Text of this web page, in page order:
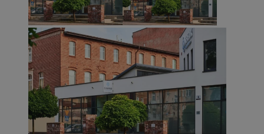
Niezbędne Wydajność Targetowanie
Niezbędne pliki cookie umożliwiają korzystanie z podstawowych
takich jak logowanie użytkownika i zarządzanie kontem. Bez
można prawidłowo korzystać ze strony internetowej.
Nazwa
Provider/
SessID
zabrze.com.pl